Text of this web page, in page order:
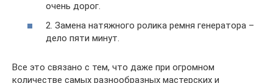
очень дорог.
2. Замена натяжного ролика ремня генератора –
дело пяти минут.
Все это связано с тем, что даже при огромном
количестве самых разнообразных мастерских и